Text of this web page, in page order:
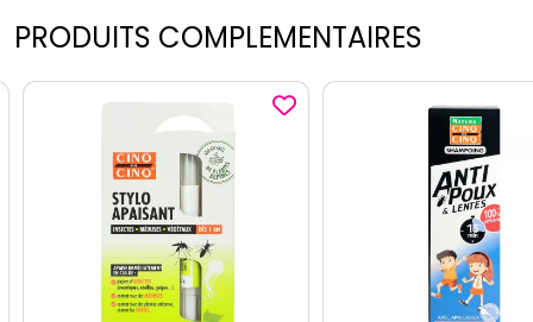
PRODUITS COMPLEMENTAIRES